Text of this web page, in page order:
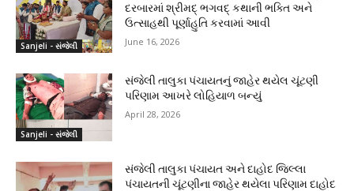
Sanjeli - સંજેલી
દરબારમાં શ્રીમદ્ ભગવદ્ કથાની ભક્તિ અને
ઉત્સાહથી પૂર્ણાહુતિ કરવામાં આવી
June 16, 2026
Sanjeli - સંજેલી
સંજેલી તાલુકા પંચાયતનું જાહેર થયેલ ચૂંટણી
પરિણામ આખરે લોહિયાળ બન્યું
April 28, 2026
સંજેલી તાલુકા પંચાયત અને દાહોદ જિલ્લા
પંચાયતની ચૂંટણીના જાહેર થયેલા પરિણામ દાહોદ